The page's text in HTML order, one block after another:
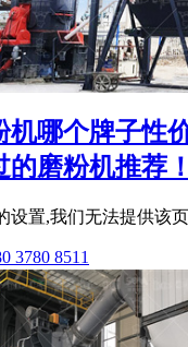
机哪个牌子性
的磨粉机推荐！
设置,我们无法提供该
3780 8511